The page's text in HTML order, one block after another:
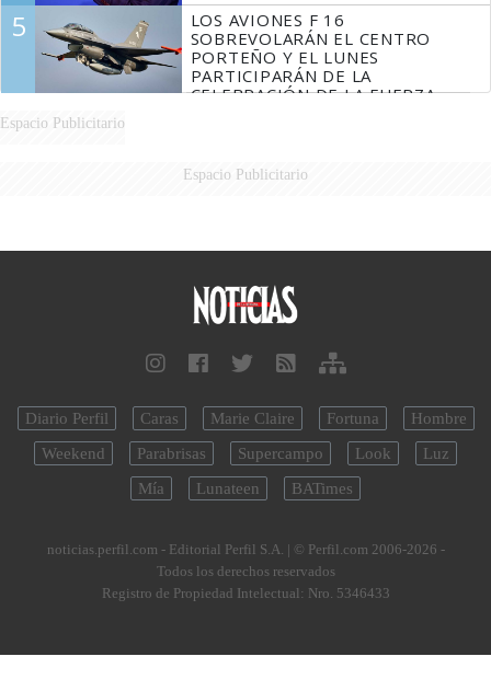
5
LOS AVIONES F 16
SOBREVOLARÁN EL CENTRO
PORTEÑO Y EL LUNES
PARTICIPARÁN DE LA
CELEBRACIÓN DE LA FUERZA
Espacio Publicitario
Espacio Publicitario
Diario Perfil Caras Marie Claire Fortuna
Hombre
Weekend
Parabrisas Supercampo Look
Luz
Mía
Lunateen BATimes
noticias.perfil.com - Editorial Perfil S.A. | © Perfil.com 2006-2026 -
Todos los derechos reservados
Registro de Propiedad Intelectual: Nro. 5346433